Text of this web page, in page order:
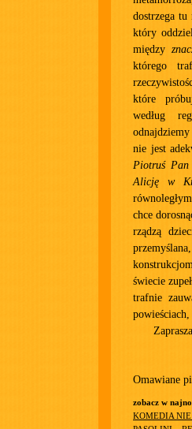
dostrzega tu
który
między
którego
które
według
nie jest
Piotruś Pan
Alicję w
chce
rządzą
przemyślana,
świecie
trafnie
Omawiane
zobacz w
KOMEDIA NIE